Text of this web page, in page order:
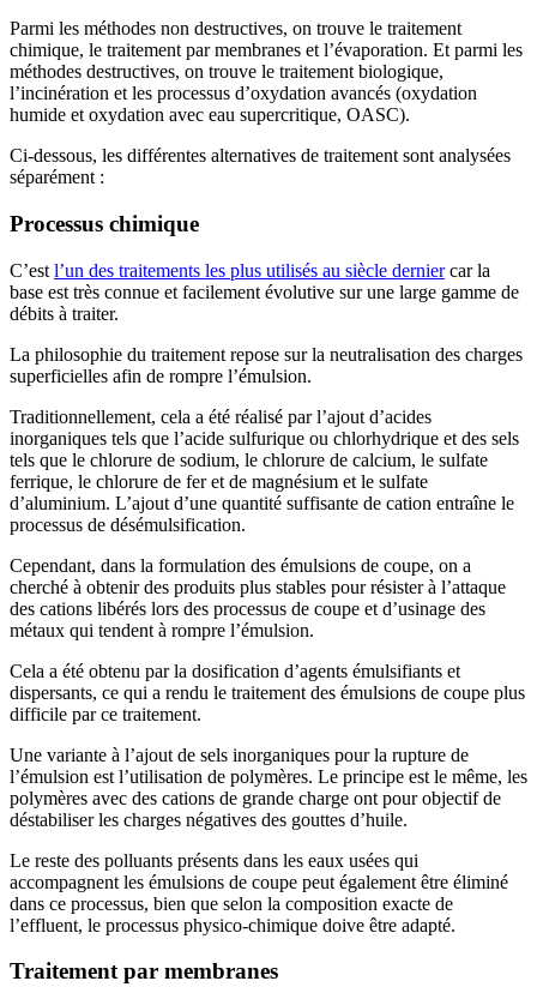
Parmi les méthodes non destructives, on trouve le traitement
chimique, le traitement par membranes et l’évaporation. Et parmi les
méthodes destructives, on trouve le traitement biologique,
l’incinération et les processus d’oxydation avancés (oxydation
humide et oxydation avec eau supercritique, OASC).
Ci-dessous, les différentes alternatives de traitement sont analysées
séparément :
Processus chimique
C’est l’un des traitements les plus utilisés au siècle derniercar la
base est très connue et facilement évolutive sur une large gamme de
débits à traiter.
La philosophie du traitement repose sur la neutralisation des charges
superficielles afin de rompre l’émulsion.
Traditionnellement, cela a été réalisé par l’ajout d’acides
inorganiques tels que l’acide sulfurique ou chlorhydrique et des sels
tels que le chlorure de sodium, le chlorure de calcium, le sulfate
ferrique, le chlorure de fer et de magnésium et le sulfate
d’aluminium. L’ajout d’une quantité suffisante de cation entraîne le
processus de désémulsification.
Cependant, dans la formulation des émulsions de coupe, on a
cherché à obtenir des produits plus stables pour résister à l’attaque
des cations libérés lors des processus de coupe et d’usinage des
métaux qui tendent à rompre l’émulsion.
Cela a été obtenu par la dosification d’agents émulsifiants et
dispersants, ce qui a rendu le traitement des émulsions de coupe plus
difficile par ce traitement.
Une variante à l’ajout de sels inorganiques pour la rupture de
l’émulsion est l’utilisation de polymères. Le principe est le même, les
polymères avec des cations de grande charge ont pour objectif de
déstabiliser les charges négatives des gouttes d’huile.
Le reste des polluants présents dans les eaux usées qui
accompagnent les émulsions de coupe peut également être éliminé
dans ce processus, bien que selon la composition exacte de
l’effluent, le processus physico-chimique doive être adapté.
Traitement par membranes